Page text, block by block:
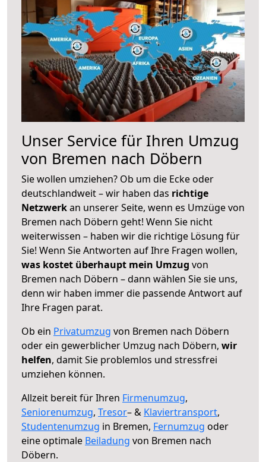
Unser Service für Ihren Umzug
von Bremen nach Döbern
Sie wollen umziehen? Ob um die Ecke oder
deutschlandweit – wir haben das richtige
Netzwerkan unserer Seite, wenn es Umzüge von
Bremen nach Döbern geht! Wenn Sie nicht
weiterwissen – haben wir die richtige Lösung für
Sie! Wenn Sie Antworten auf Ihre Fragen wollen,
was kostet überhaupt mein Umzug von
Bremen nach Döbern – dann wählen Sie sie uns,
denn wir haben immer die passende Antwort auf
Ihre Fragen parat.
Ob ein Privatumzug von Bremen nach Döbern
oder ein gewerblicher Umzug nach Döbern, wir
helfen, damit Sie problemlos und stressfrei
umziehen können.
Allzeit bereit für Ihren Firmenumzug,
Seniorenumzug, Tresor– & Klaviertransport,
Studentenumzug in Bremen, Fernumzug oder
eine optimale Beiladung von Bremen nach
Döbern.